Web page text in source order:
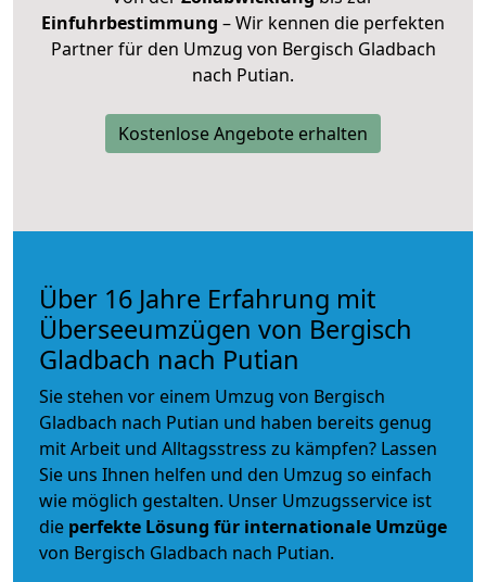
Einfuhrbestimmung – Wir kennen die perfekten
Partner für den Umzug von Bergisch Gladbach
nach Putian.
Kostenlose Angebote erhalten
Über 16 Jahre Erfahrung mit
Überseeumzügen von Bergisch
Gladbach nach Putian
Sie stehen vor einem Umzug von Bergisch
Gladbach nach Putian und haben bereits genug
mit Arbeit und Alltagsstress zu kämpfen? Lassen
Sie uns Ihnen helfen und den Umzug so einfach
wie möglich gestalten. Unser Umzugsservice ist
die perfekte Lösung für internationale Umzüge
von Bergisch Gladbach nach Putian.